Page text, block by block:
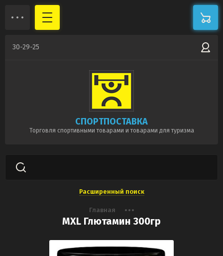
30-29-25
СПОРТПОСТАВКА
Торговля спортивными товарами и товарами для туризма
Расширенный поиск
Главная
MXL Глютамин 300гр